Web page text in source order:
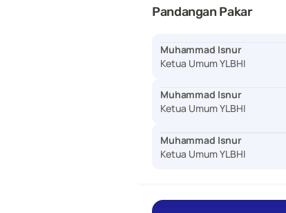
Pandangan Pakar
Muhammad Isnur
Ketua Umum YLBHI
Muhammad Isnur
Ketua Umum YLBHI
Muhammad Isnur
Ketua Umum YLBHI